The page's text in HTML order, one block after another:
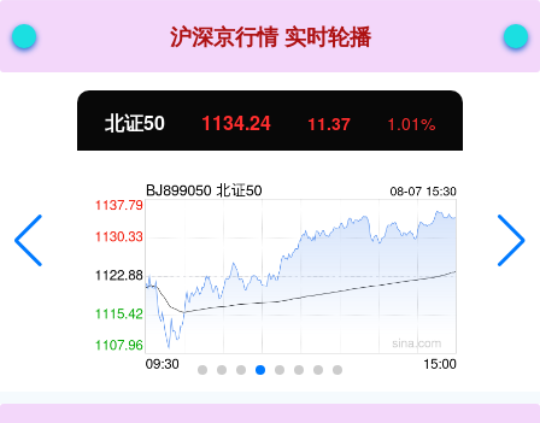
沪深京行情 实时轮播
北证50 1134.24 11.37 1.01%